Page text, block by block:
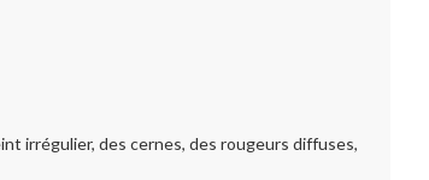
irrégulier, des cernes, des rougeurs diffuses,